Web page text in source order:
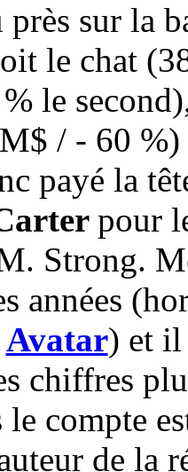
près sur la
le chat
le
/ - 60
payé la
pour
Strong.
années
Avatar) et il
chiffres
compte
de la